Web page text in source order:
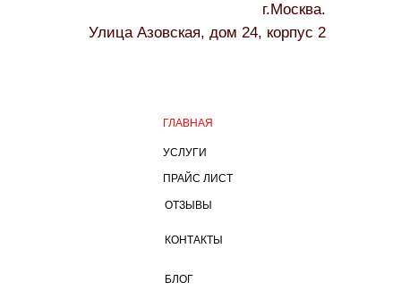
г.Москва.
Улица Азовская, дом 24, корпус 2
ГЛАВНАЯ
ОТЗЫВЫ
ПРАЙС ЛИСТ
КОНТАКТЫ
БЛОГ
УСЛУГИ